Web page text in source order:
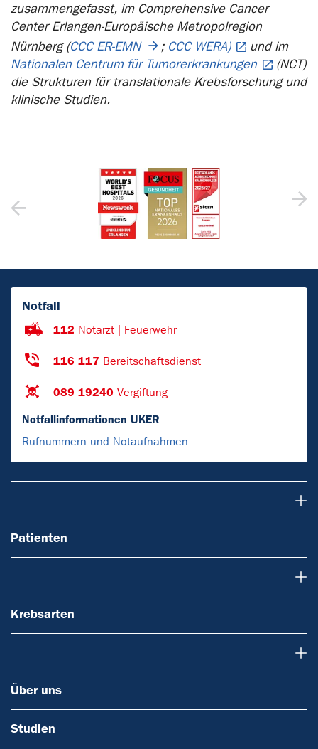
zusammengefasst, im Comprehensive Cancer
Center Erlangen-Europäische Metropolregion
Nürnberg (CCC ER-EMN ; CCC WERA)
und im
Nationalen Centrum für Tumorerkrankungen
(NCT)
die Strukturen für translationale Krebsforschung und
klinische Studien.
Notfall
112 Notarzt | Feuerwehr
116 117 Bereitschaftsdienst
089 19240 Vergiftung
Notfallinformationen UKER
Rufnummern und Notaufnahmen
Patienten
Krebsarten
Über uns
Studien